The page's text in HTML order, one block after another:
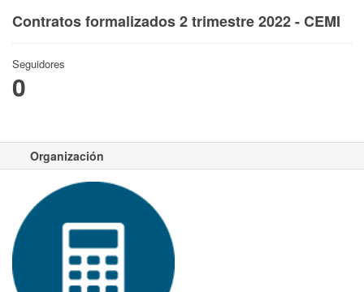
Contratos formalizados 2 trimestre 2022 - CEMI
Seguidores
0
Organización